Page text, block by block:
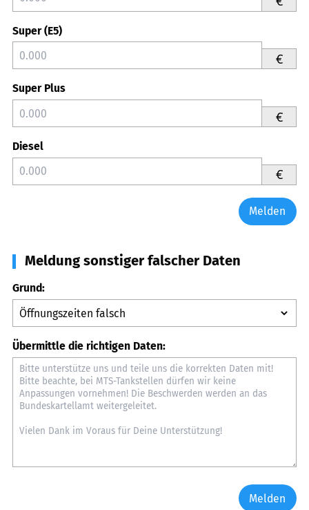
Super (E5)
€
Super Plus
€
Diesel
€
Melden
Meldung sonstiger falscher Daten
Grund:
Übermittle die richtigen Daten:
Melden